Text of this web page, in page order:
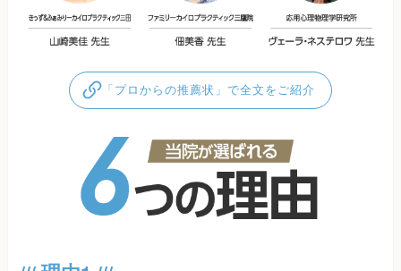
「プロからの推薦状」で全文をご紹介